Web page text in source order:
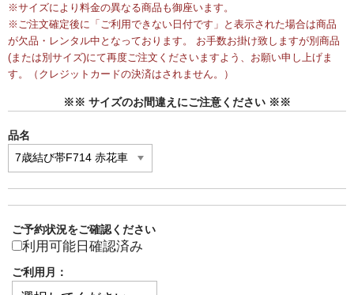
※サイズにより料金の異なる商品も御座います。
※ご注文確定後に「ご利用できない日付です」と表示された場合は商品
が欠品・レンタル中となっております。 お手数お掛け致しますが別商品
(または別サイズ)にて再度ご注文くださいますよう、お願い申し上げま
す。（クレジットカードの決済はされません。）
※※ サイズのお間違えにご注意ください ※※
品名
ご予約状況をご確認ください
利用可能日確認済み
ご利用月：